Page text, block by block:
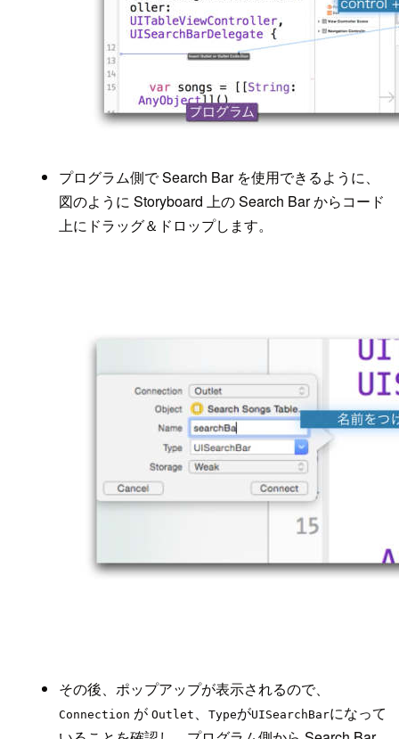
プログラム側で Search Bar を使用できるように、
図のように Storyboard 上の Search Bar からコード
上にドラッグ＆ドロップします。
その後、ポップアップが表示されるので、
Connection が Outlet 、 TypeがUISearchBarになって